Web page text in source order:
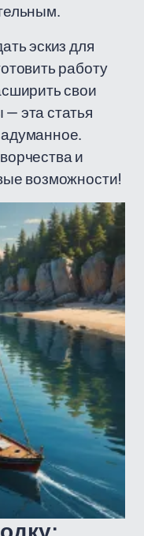
эскиз для
работу
свои
эта статья
и
возможности!